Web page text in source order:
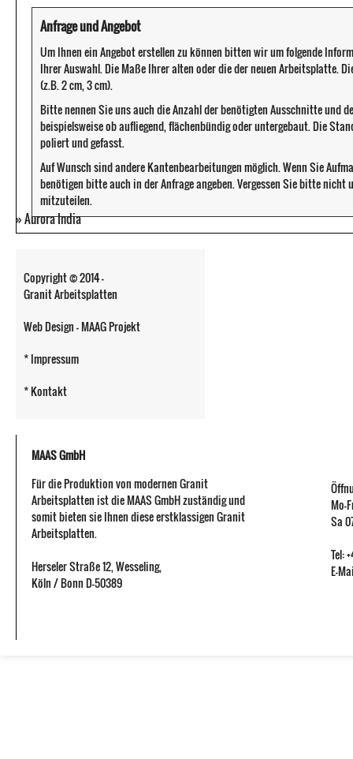
Anfrage und Angebot
Um Ihnen ein Angebot erstellen zu können bitten wir um folgende
Ihrer Auswahl. Die Maße Ihrer alten oder die der neuen Arbeitsplatte.
(z.B. 2 cm, 3 cm).
Bitte nennen Sie uns auch die Anzahl der benötigten Ausschnitte und
beispielsweise ob aufliegend, flächenbündig oder untergebaut. Die
poliert und gefasst.
Auf Wunsch sind andere Kantenbearbeitungen möglich. Wenn Sie
benötigen bitte auch in der Anfrage angeben. Vergessen Sie bitte
mitzuteilen.
»Aurora India
Copyright © 2014 -
Granit Arbeitsplatten
Web Design - MAAG Projekt
* Impressum
* Kontakt
MAAS GmbH
Für die Produktion von modernen Granit
Arbeitsplatten ist die MAAS GmbH zuständig und
somit bieten sie Ihnen diese erstklassigen Granit
Arbeitsplatten.
Herseler Straße 12,Wesseling,
Köln / BonnD-50389
Mo-
Sa
Tel:
E-